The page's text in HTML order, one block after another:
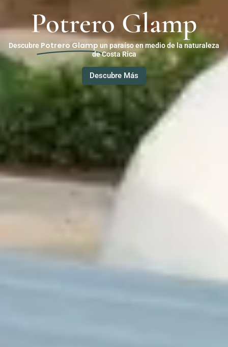
Potrero Glamp
Descubre Potrero Glamp un paraíso en medio de la naturaleza
de Costa Rica
Descubre Más